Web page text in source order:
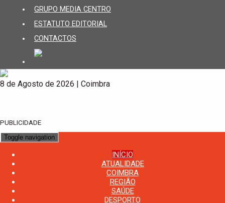
GRUPO MEDIA CENTRO
ESTATUTO EDITORIAL
CONTACTOS
8 de Agosto de 2026 | Coimbra
PUBLICIDADE
Toggle navigation
INÍCIO
ATUALIDADE
COIMBRA
REGIÃO
SAÚDE
DESPORTO